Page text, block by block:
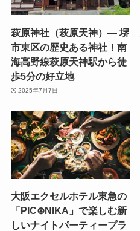
萩原神社（萩原天神）— 堺
市東区の歴史ある神社！南
海高野線萩原天神駅から徒
歩5分の好立地
2025年7月7日
大阪エクセルホテル東急の
「PIC⊛NIKA」で楽しむ新
しいナイトパーティープラ